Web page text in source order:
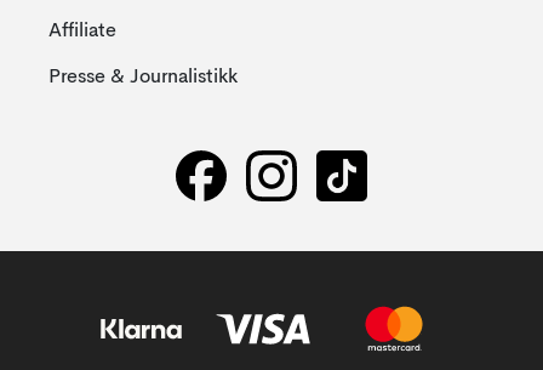
Affiliate
Presse & Journalistikk